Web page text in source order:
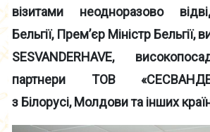
візитами неодноразово
Бельгії, Прем’єр Міністр Бельгії,
SESVANDERHAVE,
партнери ТОВ
з Білорусі, Молдови та інших